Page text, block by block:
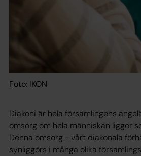
Foto: IKON
Diakoni är hela församlingens
omsorg om hela människan ligger
Denna omsorg - vårt diakonala
synliggörs i många olika